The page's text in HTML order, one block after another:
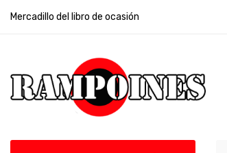
Mercadillo del libro de ocasión